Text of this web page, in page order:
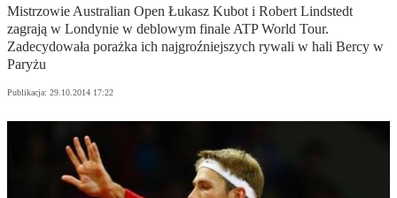
Mistrzowie Australian Open Łukasz Kubot i Robert Lindstedt
zagrają w Londynie w deblowym finale ATP World Tour.
Zadecydowała porażka ich najgroźniejszych rywali w hali Bercy w
Paryżu
Publikacja: 29.10.2014 17:22